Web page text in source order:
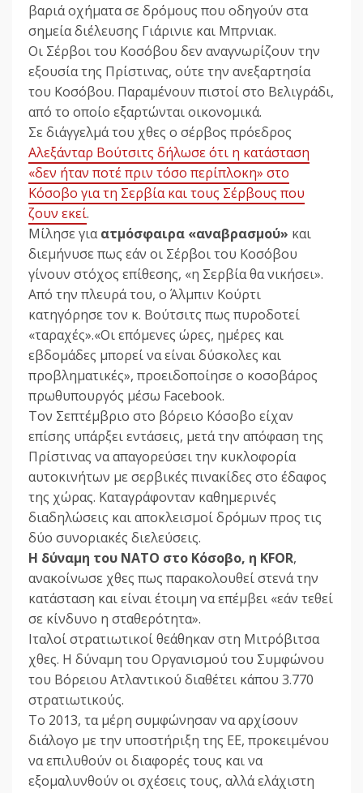
βαριά οχήματα σε δρόμους που οδηγούν στα
σημεία διέλευσης Γιάρινιε και Μπρνιακ.
Οι Σέρβοι του Κοσόβου δεν αναγνωρίζουν την
εξουσία της Πρίστινας, ούτε την ανεξαρτησία
του Κοσόβου. Παραμένουν πιστοί στο Βελιγράδι,
από το οποίο εξαρτώνται οικονομικά.
Σε διάγγελμά του χθες ο σέρβος πρόεδρος
Αλεξάνταρ Βούτσιτς δήλωσε ότι η κατάσταση
«δεν ήταν ποτέ πριν τόσο περίπλοκη» στο
Κόσοβο για τη Σερβία και τους Σέρβους που
ζουν εκεί.
Μίλησε γιαατμόσφαιρα «αναβρασμού» και
διεμήνυσε πως εάν οι Σέρβοι του Κοσόβου
γίνουν στόχος επίθεσης, «η Σερβία θα νικήσει».
Από την πλευρά του, ο Άλμπιν Κούρτι
κατηγόρησε τον κ. Βούτσιτς πως πυροδοτεί
«ταραχές».«Οι επόμενες ώρες, ημέρες και
εβδομάδες μπορεί να είναι δύσκολες και
προβληματικές», προειδοποίησε ο κοσοβάρος
πρωθυπουργός μέσω Facebook.
Τον Σεπτέμβριο στο βόρειο Κόσοβο είχαν
επίσης υπάρξει εντάσεις, μετά την απόφαση της
Πρίστινας να απαγορεύσει την κυκλοφορία
αυτοκινήτων με σερβικές πινακίδες στο έδαφος
της χώρας. Καταγράφονταν καθημερινές
διαδηλώσεις και αποκλεισμοί δρόμων προς τις
δύο συνοριακές διελεύσεις.
Η δύναμη του NATO στο Κόσοβο, η KFOR,
ανακοίνωσε χθες πως παρακολουθεί στενά την
κατάσταση και είναι έτοιμη να επέμβει «εάν τεθεί
σε κίνδυνο η σταθερότητα».
Ιταλοί στρατιωτικοί θεάθηκαν στη Μιτρόβιτσα
χθες. Η δύναμη του Οργανισμού του Συμφώνου
του Βόρειου Ατλαντικού διαθέτει κάπου 3.770
στρατιωτικούς.
Το 2013, τα μέρη συμφώνησαν να αρχίσουν
διάλογο με την υποστήριξη της ΕΕ, προκειμένου
να επιλυθούν οι διαφορές τους και να
εξομαλυνθούν οι σχέσεις τους, αλλά ελάχιστη